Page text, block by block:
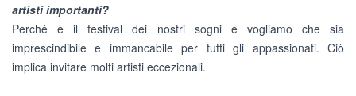
artisti importanti?
Perché è il festival dei nostri sogni e vogliamo che sia
imprescindibile e immancabile per tutti gli appassionati. Ciò
implica invitare molti artisti eccezionali.